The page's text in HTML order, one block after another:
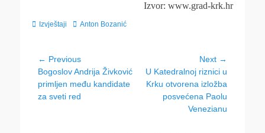
Izvor: www.grad-krk.hr
Categories
Izvještaji TagsAnton Bozanić
Navigacija
objava
← Previous
Previous
post:
Bogoslov Andrija Živković
primljen među kandidate
za sveti red
Next →
Next
post:
U Katedralnoj riznici u
Krku otvorena izložba
posvećena Paolu
Venezianu